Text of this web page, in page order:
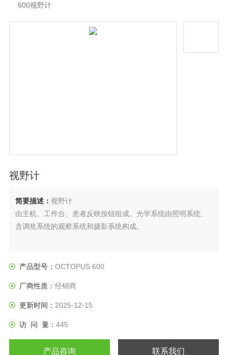
600视野计
视野计
简要描述： 视野计
由主机、工作台、患者反映按钮组成。光学系统由照明系统、
含调焦系统的观察系统和摄影系统构成。
产品型号： OCTOPUS 600
厂商性质： 经销商
更新时间： 2025-12-15
访 问 量： 445
产品咨询 联系我们